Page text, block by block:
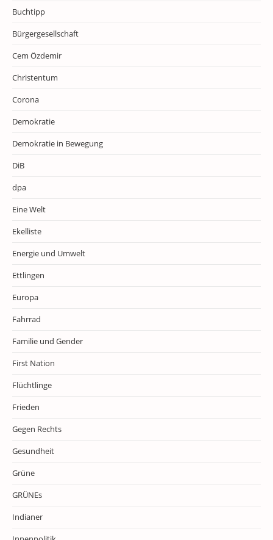
Buchtipp
Bürgergesellschaft
Cem Özdemir
Christentum
Corona
Demokratie
Demokratie in Bewegung
DiB
dpa
Eine Welt
Ekelliste
Energie und Umwelt
Ettlingen
Europa
Fahrrad
Familie und Gender
First Nation
Flüchtlinge
Frieden
Gegen Rechts
Gesundheit
Grüne
GRÜNEs
Indianer